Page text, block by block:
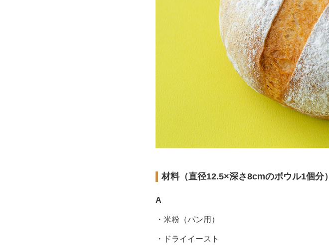
材料（直径12.5×深さ8cmのボウル1個分）
A
・米粉（パン用）
・ドライイースト